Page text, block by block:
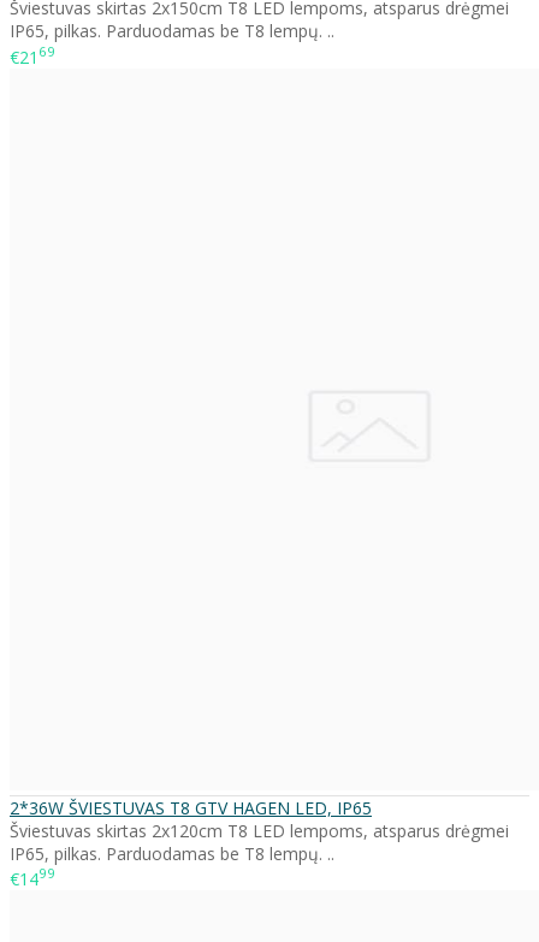
Šviestuvas skirtas 2x150cm T8 LED lempoms, atsparus drėgmei
IP65, pilkas. Parduodamas be T8 lempų. ..
€21 69
2*36W ŠVIESTUVAS T8 GTV HAGEN LED, IP65
Šviestuvas skirtas 2x120cm T8 LED lempoms, atsparus drėgmei
IP65, pilkas. Parduodamas be T8 lempų. ..
€1499